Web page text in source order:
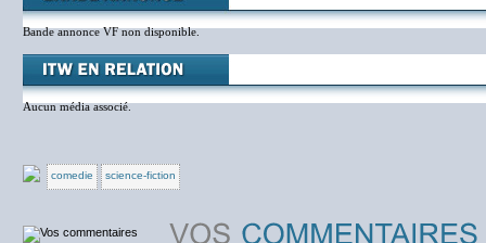
Bande annonce VF non disponible.
Aucun média associé.
comedie science-fiction